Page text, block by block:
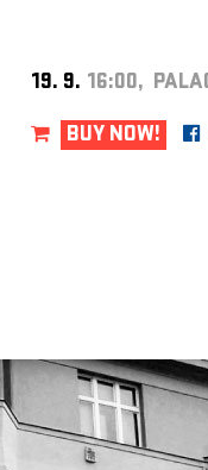
19. 9. 16:00,
BUY NOW!